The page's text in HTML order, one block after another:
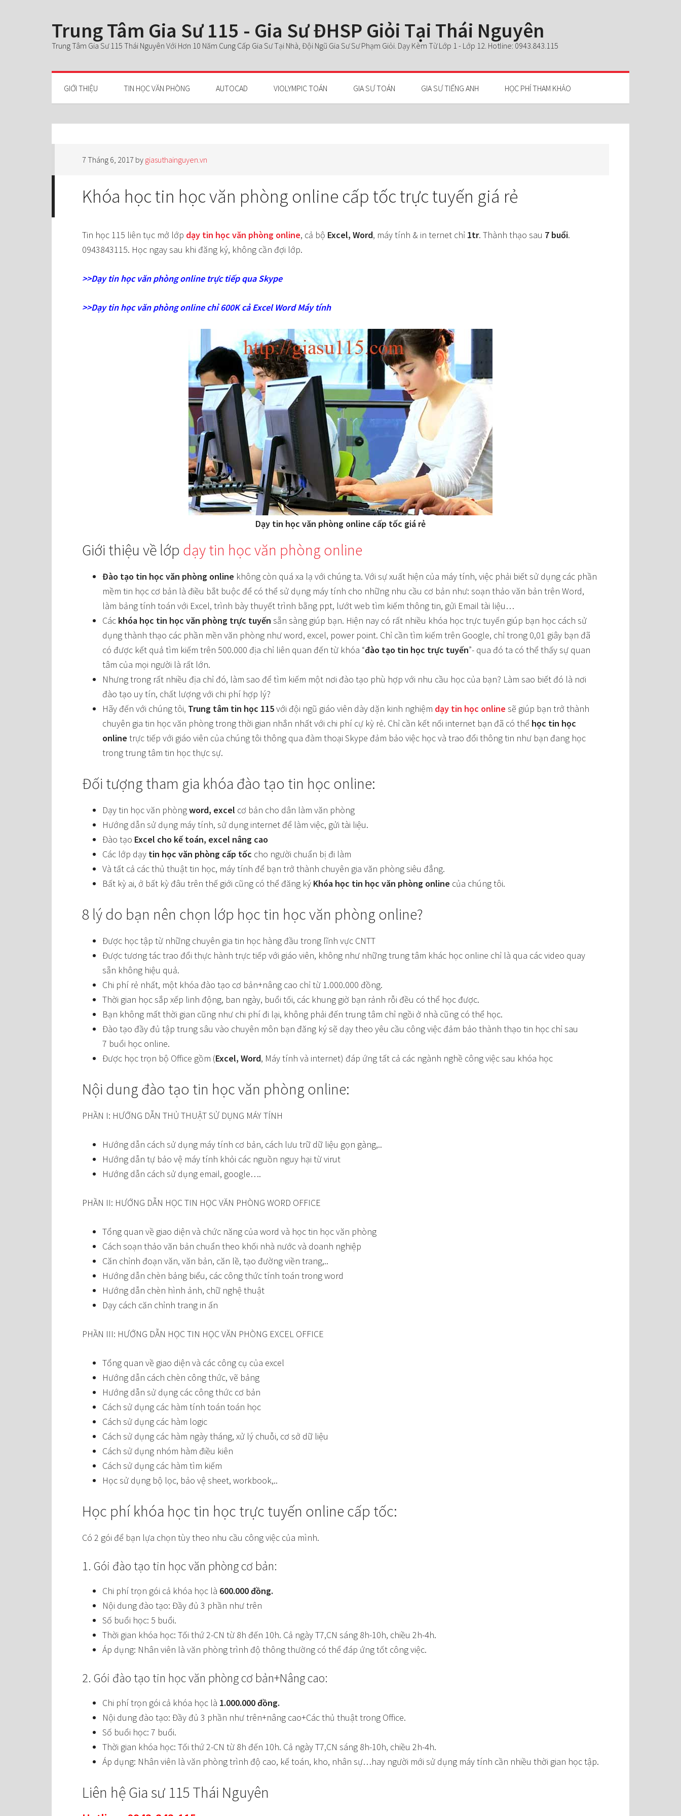
Trung Tâm Gia Sư 115 - Gia Sư ĐHSP Giỏi Tại Thái Nguyên
Trung Tâm Gia Sư 115 Thái Nguyên Với Hơn 10 Năm Cung Cấp Gia Sư Tại Nhà, Đội Ngũ Gia Sư Sư Phạm Giỏi. Dạy Kèm Từ Lớp 1 - Lớp 12. Hotline: 0943.843.115
GIỚI THIỆU TIN HỌC VĂN PHÒNG AUTOCAD VIOLYMPIC TOÁN GIA SƯ TOÁN GIA SƯ TIẾNG ANH HỌC PHÍ THAM KHẢO
7 Tháng 6, 2017 by giasuthainguyen.vn
Khóa học tin học văn phòng online cấp tốc trực tuyến giá rẻ
Tin học 115 liên tục mở lớp dạy tin học văn phòng online, cả bộ Excel, Word, máy tính & in ternet chỉ 1tr. Thành thạo sau 7 buổi.
0943843115. Học ngay sau khi đăng ký, không cần đợi lớp.
>>Dạy tin học văn phòng online trực tiếp qua Skype
>>Dạy tin học văn phòng online chỉ 600K cả Excel Word Máy tính
Dạy tin học văn phòng online cấp tốc giá rẻ
Giới thiệu về lớp dạy tin học văn phòng online
Đào tạo tin học văn phòng online không còn quá xa lạ với chúng ta. Với sự xuất hiện của máy tính, việc phải biết sử dụng các phần
mềm tin học cơ bản là điều bắt buộc để có thể sử dụng máy tính cho những nhu cầu cơ bản như: soạn thảo văn bản trên Word,
làm bảng tính toán với Excel, trình bày thuyết trình bằng ppt, lướt web tìm kiếm thông tin, gửi Email tài liệu…
Các khóa học tin học văn phòng trực tuyến sẵn sàng giúp bạn. Hiện nay có rất nhiều khóa học trực tuyến giúp bạn học cách sử
dụng thành thạo các phần mền văn phòng như word, excel, power point. Chỉ cần tìm kiếm trên Google, chỉ trong 0,01 giây bạn đã
có được kết quả tìm kiếm trên 500.000 địa chỉ liên quan đến từ khóa “đào tạo tin học trực tuyến”- qua đó ta có thể thấy sự quan
tâm của mọi người là rất lớn.
Nhưng trong rất nhiều địa chỉ đó, làm sao để tìm kiếm một nơi đào tạo phù hợp với nhu cầu học của bạn? Làm sao biết đó là nơi
đào tạo uy tín, chất lượng với chi phí hợp lý?
Hãy đến với chúng tôi, Trung tâm tin học 115với đội ngũ giáo viên dày dặn kinh nghiệm dạy tin học online sẽ giúp bạn trở thành
chuyên gia tin học văn phòng trong thời gian nhắn nhất với chi phí cự kỳ rẻ. Chỉ cần kết nối internet bạn đã có thể học tin học
online trực tiếp với giáo viên của chúng tôi thông qua đàm thoại Skype đảm bảo việc học và trao đổi thông tin như bạn đang học
trong trung tâm tin học thực sự.
Đối tượng tham gia khóa đào tạo tin học online:
Dạy tin học văn phòngword, excel cơ bản cho dân làm văn phòng
Hướng dẫn sử dụng máy tính, sử dụng internet để làm việc, gửi tài liệu.
Đào tạo Excel cho kế toán, excel nâng cao
Các lớp dạy tin học văn phòng cấp tốc cho người chuẩn bị đi làm
Và tất cả các thủ thuật tin học, máy tính để bạn trở thành chuyên gia văn phòng siêu đẳng.
Bất kỳ ai, ở bất kỳ đâu trên thế giới cũng có thể đăng ký Khóa học tin học văn phòng online của chúng tôi.
8 lý do bạn nên chọn lớp học tin học văn phòng online?
Được học tập từ những chuyên gia tin học hàng đầu trong lĩnh vực CNTT
Được tương tác trao đổi thực hành trực tiếp với giáo viên, không như những trung tâm khác học online chỉ là qua các video quay
sẵn không hiệu quả.
Chi phí rẻ nhất, một khóa đào tạo cơ bản+nâng cao chỉ từ 1.000.000 đồng.
Thời gian học sắp xếp linh động, ban ngày, buổi tối, các khung giờ bạn rảnh rỗi đều có thể học được.
Bạn không mất thời gian cũng như chi phí đi lại, không phải đến trung tâm chỉ ngồi ở nhà cũng có thể học.
Đào tạo đầy đủ tập trung sâu vào chuyên môn bạn đăng ký sẽ dạy theo yêu cầu công việc đảm bảo thành thạo tin học chỉ sau
7 buổi học online.
Được học trọn bộ Office gồm (Excel, Word, Máy tính và internet) đáp ứng tất cả các ngành nghề công việc sau khóa học
Nội dung đào tạo tin học văn phòng online:
PHẦN I: HƯỚNG DẪN THỦ THUẬT SỬ DỤNG MÁY TÍNH
Hướng dẫn cách sử dụng máy tính cơ bản, cách lưu trữ dữ liệu gọn gàng,..
Hướng dẫn tự bảo vệ máy tính khỏi các nguồn nguy hại từ virut
Hướng dẫn cách sử dụng email, google….
PHẦN II: HƯỚNG DẪN HỌC TIN HỌC VĂN PHÒNG WORD OFFICE
Tổng quan về giao diện và chức năng của word và học tin học văn phòng
Cách soạn thảo văn bản chuẩn theo khối nhà nước và doanh nghiệp
Căn chỉnh đoạn văn, văn bản, căn lề, tạo đường viền trang,..
Hướng dẫn chèn bảng biểu, các công thức tính toán trong word
Hướng dẫn chèn hình ảnh, chữ nghệ thuật
Dạy cách căn chỉnh trang in ấn
PHẦN III: HƯỚNG DẪN HỌC TIN HỌC VĂN PHÒNG EXCEL OFFICE
Tổng quan về giao diện và các công cụ của excel
Hướng dẫn cách chèn công thức, vẽ bảng
Hướng dẫn sử dụng các công thức cơ bản
Cách sử dụng các hàm tính toán toán học
Cách sử dụng các hàm logic
Cách sử dụng các hàm ngày tháng, xử lý chuỗi, cơ sở dữ liệu
Cách sử dụng nhóm hàm điều kiên
Cách sử dụng các hàm tìm kiếm
Học sử dụng bộ lọc, bảo vệ sheet, workbook,..
Học phí khóa học tin học trực tuyến online cấp tốc:
Có 2 gói để bạn lựa chọn tùy theo nhu cầu công việc của mình.
1. Gói đào tạo tin học văn phòng cơ bản:
Chi phí trọn gói cả khóa học là 600.000 đồng.
Nội dung đào tạo: Đầy đủ 3 phần như trên
Số buổi học: 5 buổi.
Thời gian khóa học: Tối thứ 2-CN từ 8h đến 10h. Cả ngày T7,CN sáng 8h-10h, chiều 2h-4h.
Áp dụng: Nhân viên là văn phòng trình độ thông thường có thể đáp ứng tốt công việc.
2. Gói đào tạo tin học văn phòng cơ bản+Nâng cao:
Chi phí trọn gói cả khóa học là 1.000.000 đồng.
Nội dung đào tạo: Đầy đủ 3 phần như trên+nâng cao+Các thủ thuật trong Office.
Số buổi học: 7 buổi.
Thời gian khóa học: Tối thứ 2-CN từ 8h đến 10h. Cả ngày T7,CN sáng 8h-10h, chiều 2h-4h.
Áp dụng: Nhân viên là văn phòng trình độ cao, kế toán, kho, nhân sự…hay người mới sử dụng máy tính cần nhiều thời gian học tập.
Liên hệ Gia sư 115 Thái Nguyên